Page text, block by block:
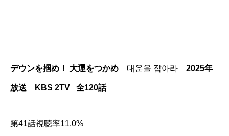
デウンを掴め！ 大運をつかめ 대운을 잡아라 2025年
放送 KBS 2TV 全120話
第41話視聴率11.0%